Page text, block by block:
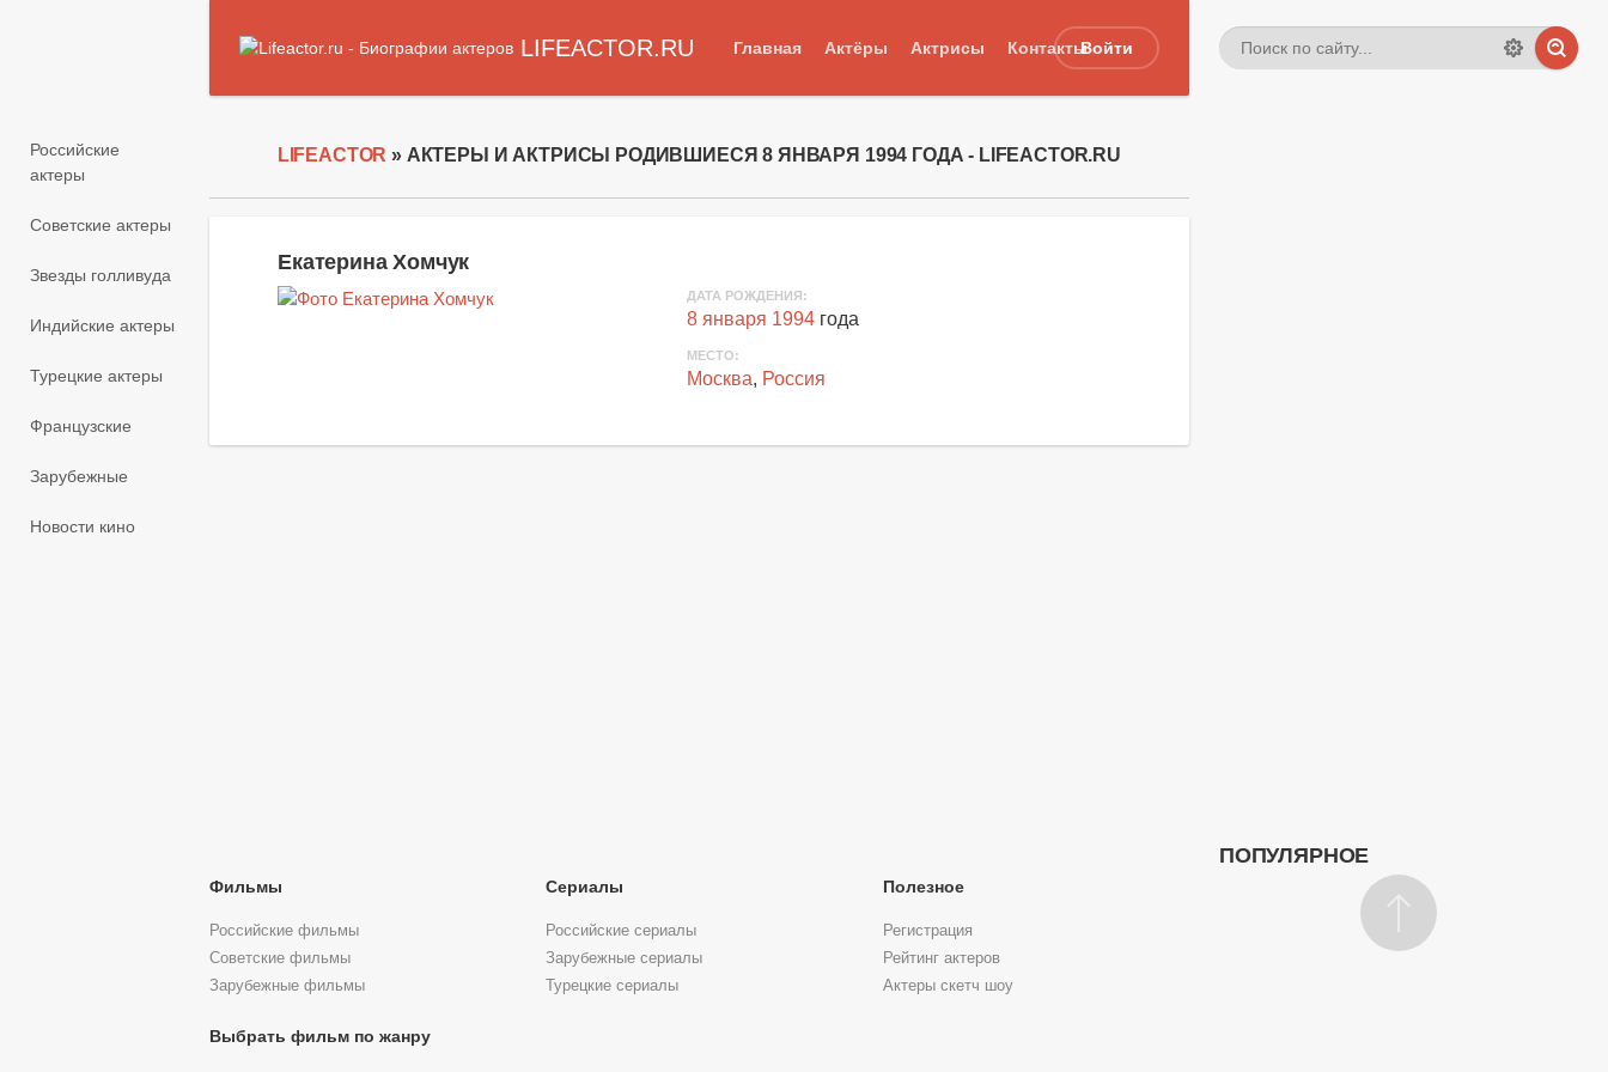
LIFEACTOR.RU Главная Актёры Актрисы КонтактыВойти
Российские
актеры
Советские актеры
Звезды голливуда
Индийские актеры
Турецкие актеры
Французские
Зарубежные
Новости кино
LIFEACTOR » АКТЕРЫ И АКТРИСЫ РОДИВШИЕСЯ 8 ЯНВАРЯ 1994 ГОДА - LIFEACTOR.RU
Екатерина Хомчук
ДАТА РОЖДЕНИЯ:
8 января 1994 года
МЕСТО:
Москва, Россия
ПОПУЛЯРНОЕ
Фильмы
Российские фильмы
Советские фильмы
Зарубежные фильмы
Сериалы
Российские сериалы
Зарубежные сериалы
Турецкие сериалы
Полезное
Регистрация
Рейтинг актеров
Актеры скетч шоу
Выбрать фильм по жанру